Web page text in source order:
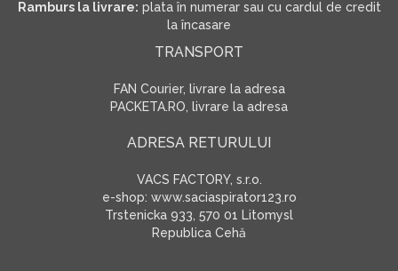
Ramburs la livrare: plata în numerar sau cu cardul de credit
la încasare
TRANSPORT
FAN Courier, livrare la adresa
PACKETA.RO, livrare la adresa
ADRESA RETURULUI
VACS FACTORY, s.r.o.
e-shop: www.saciaspirator123.ro
Trstenicka 933, 570 01 Litomysl
Republica Cehă